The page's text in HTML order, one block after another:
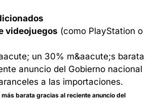
videojuegos (como PlayStation o
más barata gracias al reciente anuncio del